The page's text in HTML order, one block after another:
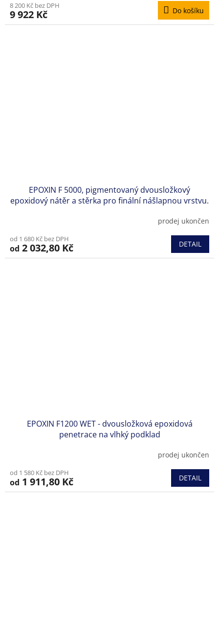
8 200 Kč bez DPH
9 922 Kč Do košíku
EPOXIN F 5000, pigmentovaný dvousložkový
epoxidový nátěr a stěrka pro finální nášlapnou vrstvu.
prodej ukončen
od 1 680 Kč bez DPH
od 2 032,80 Kč DETAIL
EPOXIN F1200 WET - dvousložková epoxidová
penetrace na vlhký podklad
prodej ukončen
od 1 580 Kč bez DPH
od 1 911,80 Kč DETAIL